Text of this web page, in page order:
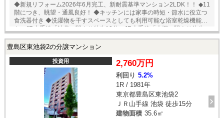
◆新規リフォーム2026年6月完工、新耐震基準マンション2LDK！！ ◆11
階につき、眺望・通風良好！ ◆キッチンには家事の時短・節水に役立つ
食洗器付き ◆洗濯物を干すスペースとしても利用可能な浴室乾燥機能付
き ◆JR山手線「池袋」駅より徒歩10分、JR山手線「大塚」駅より徒歩
ンビニ、大型ショッピングモールが徒歩圏内。日常のお買い物に便利で
交換 浴室交換 洗面交換 トイレ交換 水回り床張替 フローリング新
規（張替） 建具交換 照明交換 給湯器（追焚機能）交換 下足入 全
クロス貼替 アクセントクロス ハウスクリーニング 2026年6月完工
豊島区東池袋2の分譲マンション
投資用 2,760万円
利回り 5.2%
1R / 1981年
東京都豊島区東池袋2
ＪＲ山手線 池袋 徒歩15分
建物面積 35.6㎡